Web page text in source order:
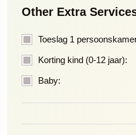
Other Extra
Toeslag 1
Korting kind (0-12 jaar):
Baby: